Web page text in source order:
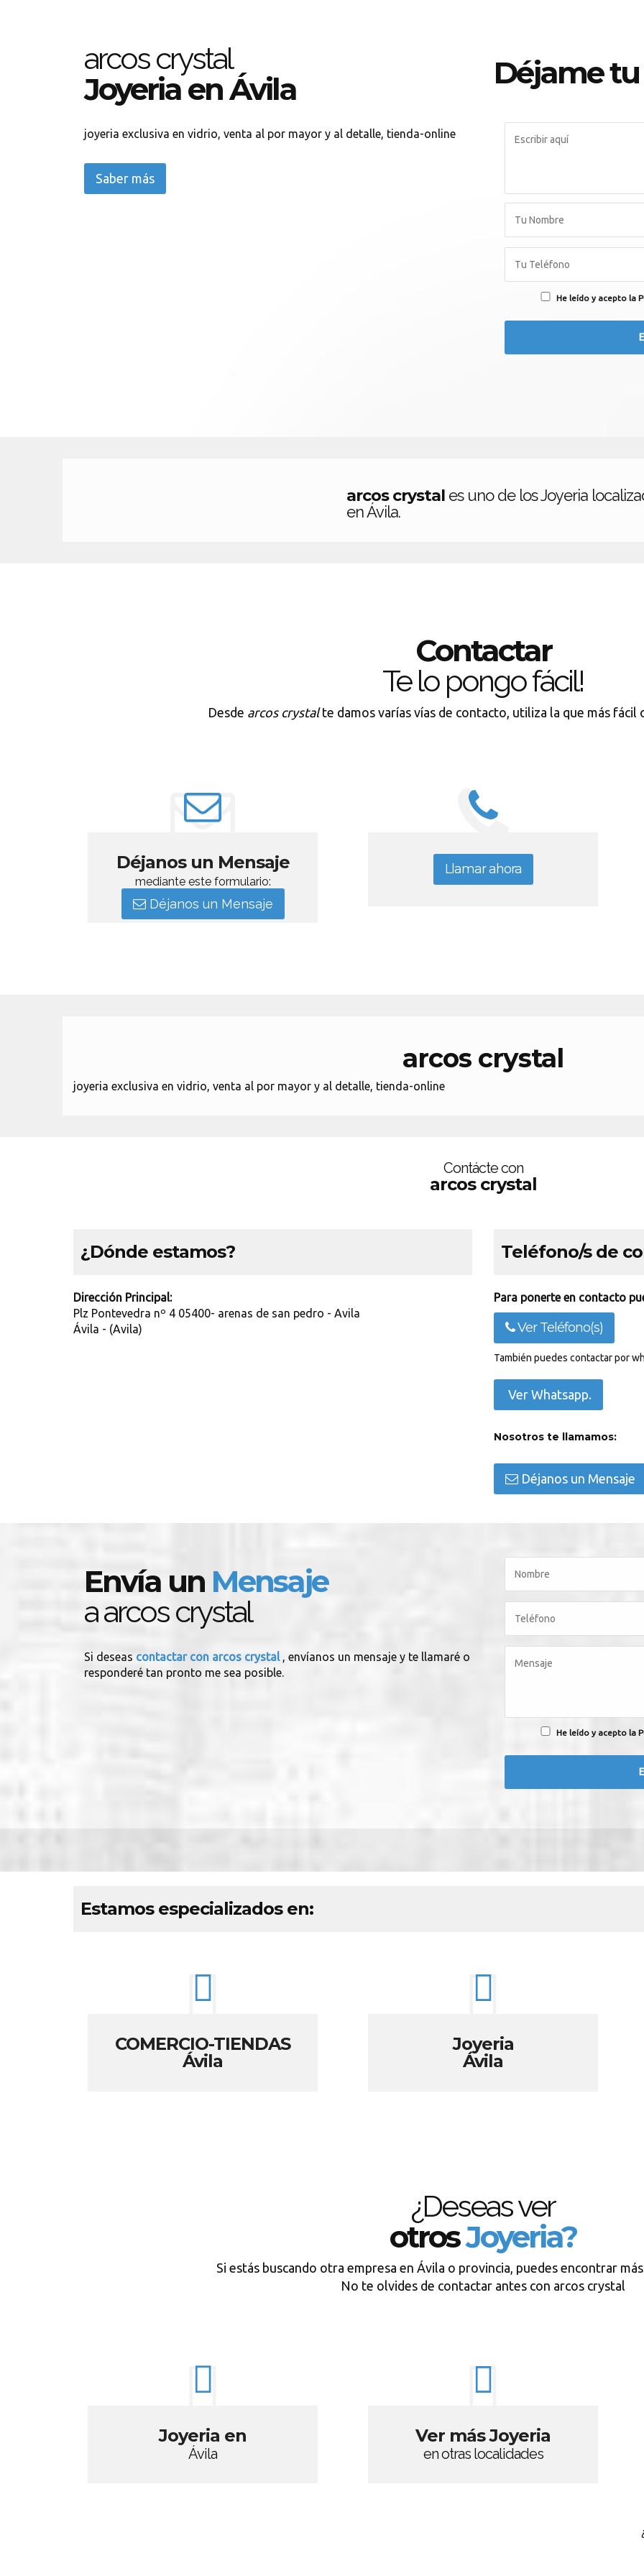
arcos crystal
Joyeria en Ávila
joyeria exclusiva en vidrio, venta al por mayor y al detalle, tienda-online
Saber más
Déjame tu
He leído y acepto la
arcos crystal es uno de los Joyeria
en Ávila.
Contactar
Te lo pongo fácil!
Desde arcos crystalte damos varías vías de contacto, utiliza la que más fácil
Déjanos un Mensaje
mediante este formulario:
Déjanos un Mensaje
Llamar ahora
arcos crystal
joyeria exclusiva en vidrio, venta al por mayor y al detalle, tienda-online
Contácte con
arcos crystal
¿Dónde estamos?
Dirección Principal:
Plz Pontevedra nº 4 05400- arenas de san pedro - Avila
Ávila - (Avila)
Teléfono/s de
Para ponerte en contacto
Ver Teléfono(s)
También puedes contactar por
Ver Whatsapp.
Nosotros te llamamos:
Déjanos un Mensaje
Envía un Mensaje
a arcos crystal
Si deseas contactar con arcos crystal , envíanos un mensaje y te llamaré o
responderé tan pronto me sea posible.
He leído y acepto la
Estamos especializados en:
COMERCIO-TIENDAS
Ávila
Joyeria
Ávila
¿Deseas ver
otrosJoyeria?
Si estás buscando otra empresa en Ávila o provincia, puedes encontrar
No te olvides de contactar antes con arcos crystal
Joyeria en
Ávila
Ver más Joyeria
en otras localidades